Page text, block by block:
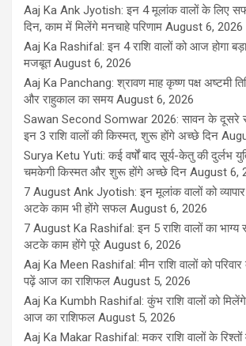
Aaj Ka Ank Jyotish: इन 4 मूलांक वालों के लिए
दिन, काम में मिलेंगे मनचाहे परिणाम August 6, 2026
Aaj Ka Rashifal: इन 4 राशि वालों को आज होगा बड़ा
मजबूत August 6, 2026
Aaj Ka Panchang: श्रावण माह कृष्ण पक्ष अष्टमी
और राहुकाल का समय August 6, 2026
Sawan Second Somwar 2026: सावन के दूसरे
इन 3 राशि वालों की किस्मत, शुरू होंगे अच्छे दिन
Surya Ketu Yuti: कई वर्षों बाद सूर्य-केतु की दुर्लभ
चमकेगी किस्मत और शुरू होंगे अच्छे दिन August 6,
7 August Ank Jyotish: इन मूलांक वालों को व्यापार
अटके काम भी होंगे सफल August 6, 2026
7 August Ka Rashifal: इन 5 राशि वालों का भाग्य
अटके काम होंगे पूरे August 6, 2026
Aaj Ka Meen Rashifal: मीन राशि वालों को परिवार
पढ़ें आज का राशिफल August 5, 2026
Aaj Ka Kumbh Rashifal: कुंभ राशि वालों को
आज का राशिफल August 5, 2026
Aaj Ka Makar Rashifal: मकर राशि वालों के रिश्तों